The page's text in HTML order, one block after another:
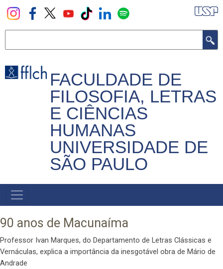
Pular
para
principal
FACULDADE DE
FILOSOFIA, LETRAS
E CIÊNCIAS
HUMANAS
UNIVERSIDADE DE
SÃO PAULO
NAVEGADOR
PRINCIPAL
90 anos de Macunaíma
Professor Ivan Marques, do Departamento de Letras Clássicas e
Vernáculas, explica a importância da inesgotável obra de Mário de
Andrade